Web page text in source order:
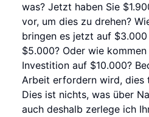
was? Jetzt haben Sie
vor, um dies zu drehen?
bringen es jetzt auf
$5.000? Oder wie
Investition auf $10.000?
Arbeit erfordern wird, dies
Dies ist nichts, was über
auch deshalb zerlege ich